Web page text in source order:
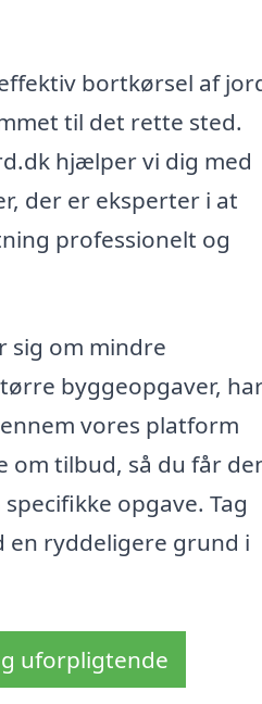
bortkørsel af
til det rette sted.
hjælper vi dig med
der er eksperter i at
professionelt og
sig om mindre
byggeopgaver,
vores platform
om tilbud, så du får
opgave. Tag
ryddeligere grund i
uforpligtende